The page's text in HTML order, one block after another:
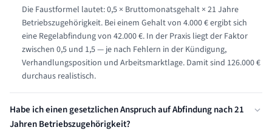
Die Faustformel lautet: 0,5 × Bruttomonatsgehalt × 21 Jahre
Betriebszugehörigkeit. Bei einem Gehalt von 4.000 € ergibt sich
eine Regelabfindung von 42.000 €. In der Praxis liegt der Faktor
zwischen 0,5 und 1,5 — je nach Fehlern in der Kündigung,
Verhandlungsposition und Arbeitsmarktlage. Damit sind 126.000 €
durchaus realistisch.
Habe ich einen gesetzlichen Anspruch auf Abfindung nach 21
Jahren Betriebszugehörigkeit?